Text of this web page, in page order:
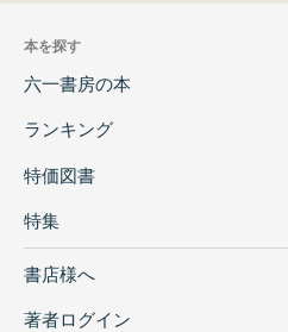
本を探す
六一書房の本
ランキング
特価図書
特集
書店様へ
著者ログイン